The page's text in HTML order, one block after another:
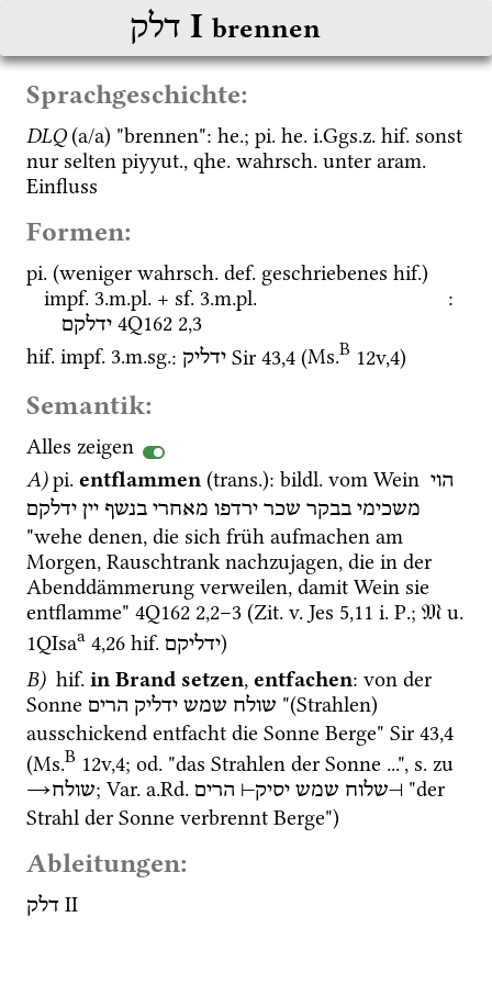
דלק ‎ I brennen
Sprachgeschichte:
DLQ (a/a) "brennen": he.; pi. he. i.Ggs.z. hif. sonst
nur selten piyyut., qhe. wahrsch. unter aram.
Einfluss
Formen:
pi. (weniger wahrsch. def. geschriebenes hif.
impf. 3.m.pl. + sf. 3.m.pl.
ידלקם 4Q162 2,3
hif. impf. 3.m.sg.: ידליק Sir 43,4 (Ms.B 12v,4)
Semantik:
Alles zeigen
A)pi. entflammen (trans.): bildl. vom Wein הוי
משכימי בבקר שכר ירדפו מאחרי בנשף יין ידלקם
"wehe denen, die sich früh aufmachen am
Morgen, Rauschtrank nachzujagen, die in der
Abenddämmerung verweilen, damit Wein sie
entflamme" 4Q162 2,2–3 (Zit. v. Jes 5,11 i. P.; 𝔐 u.
1QIsaa 4,26 hif. ידליקם)
B) hif. in Brand setzen, entfachen: von der
Sonne
שולח שמש ידליק הרים
"(Strahlen)
ausschickend entfacht die Sonne Berge" Sir 43,4
(Ms.B 12v,4; od. "das Strahlen der Sonne ...", s.
→שולח; Var. a.Rd. ⊢שלוח שמש יסיק⊣ הרים
"der
Strahl der Sonne verbrennt Berge")
Ableitungen:
דלק ‎ II